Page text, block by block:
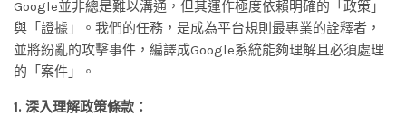
Google並非總是難以溝通，但其運作極度依賴明確的「政策」
與「證據」。我們的任務，是成為平台規則最專業的詮釋者，
並將紛亂的攻擊事件，編譯成Google系統能夠理解且必須處理
的「案件」。
1. 深入理解政策條款：